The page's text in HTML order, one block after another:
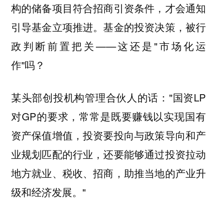
构的储备项目符合招商引资条件，才会通知
引导基金立项推进。基金的投资决策，被行
政判断前置把关——这还是"市场化运
作"吗？
某头部创投机构管理合伙人的话："国资LP
对GP的要求，常常是既要赚钱以实现国有
资产保值增值，投资要投向与政策导向和产
业规划匹配的行业，还要能够通过投资拉动
地方就业、税收、招商，助推当地的产业升
级和经济发展。"